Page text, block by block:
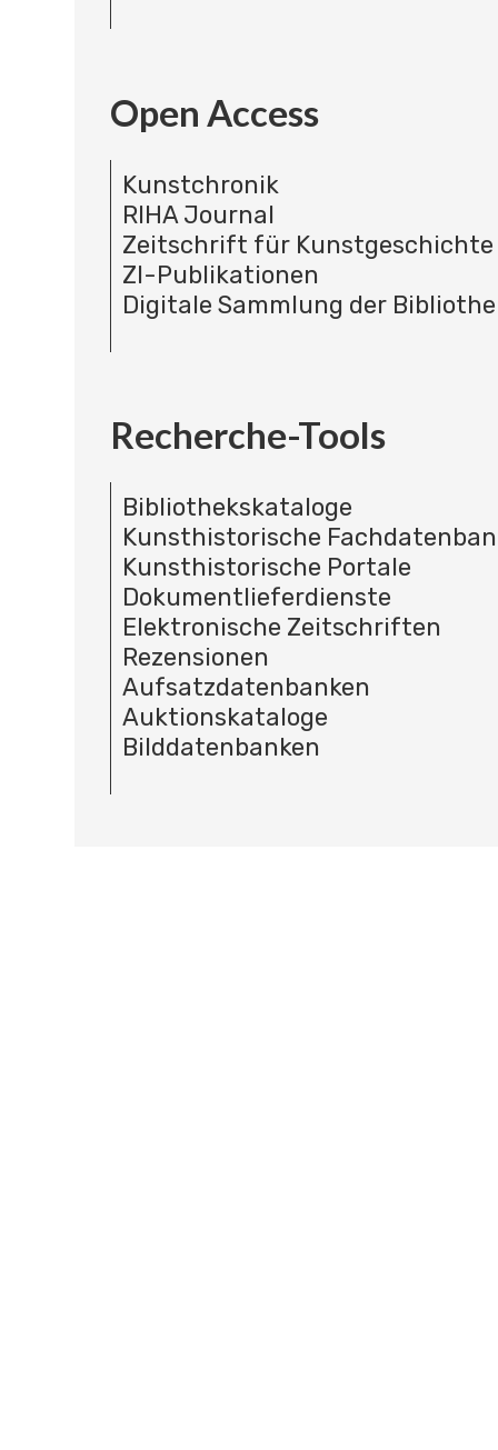
Open Access
Kunstchronik
RIHA Journal
Zeitschrift für Kunstgeschichte
ZI-Publikationen
Digitale Sammlung der
Recherche-Tools
Bibliothekskataloge
Kunsthistorische
Kunsthistorische Portale
Dokumentlieferdienste
Elektronische Zeitschriften
Rezensionen
Aufsatzdatenbanken
Auktionskataloge
Bilddatenbanken